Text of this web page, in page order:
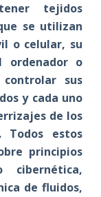
tejidos
se utilizan
o celular, su
ordenador o
sus
y cada uno
de los
estos
principios
cibernética,
de fluidos,